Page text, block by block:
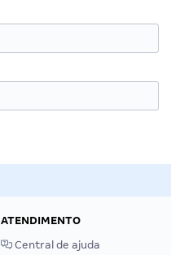
ATENDIMENTO
Central de ajuda